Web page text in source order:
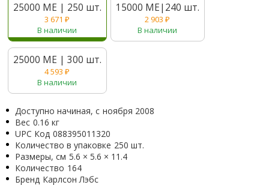
25000 МЕ | 250 шт.
3 671₽
В наличии
15000 МЕ|240 шт.
2 903₽
В наличии
25000 МЕ | 300 шт.
4 593₽
В наличии
Доступно начиная, с ноября 2008
Вес 0.16 кг
UPC Код 088395011320
Количество в упаковке 250 шт.
Размеры, см 5.6 × 5.6 × 11.4
Количество 164
Бренд Карлсон Лэбс